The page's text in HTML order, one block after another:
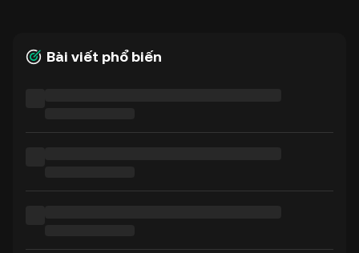
Bài viết phổ biến